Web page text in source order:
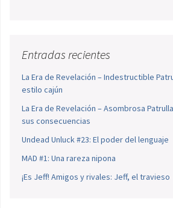
Entradas recientes
La Era de Revelación – Indestructible
estilo cajún
La Era de Revelación – Asombrosa
sus consecuencias
Undead Unluck #23: El poder del lenguaje
MAD #1: Una rareza nipona
¡Es Jeff! Amigos y rivales: Jeff, el travieso